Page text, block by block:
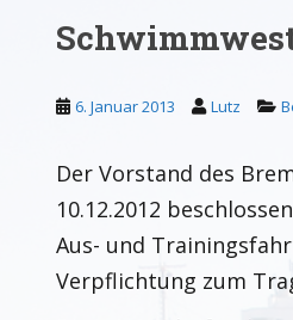
6. Januar 2013 Lutz
Der Vorstand des
10.12.2012
Aus- und
Verpflichtung zum